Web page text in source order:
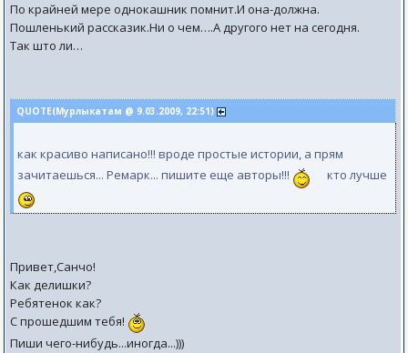
По крайней мере однокашник помнит.И она-должна.
Пошленький рассказик.Ни о чем….А другого нет на сегодня.
Так што ли…
QUOTE(Мурлыкатам @ 9.03.2009, 22:51)
как красиво написано!!! вроде простые истории, а прям
зачитаешься... Ремарк... пишите еще авторы!!!
кто лучше
Привет,Санчо!
Как делишки?
Ребятенок как?
С прошедшим тебя!
Пиши чего-нибудь...иногда...)))